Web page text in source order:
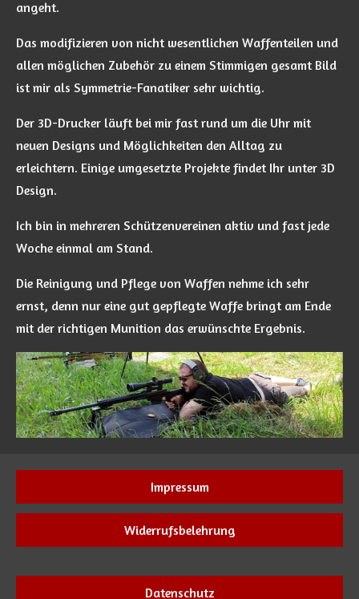
angeht.
Das modifizieren von nicht wesentlichen Waffenteilen und
allen möglichen Zubehör zu einem Stimmigen gesamt Bild
ist mir als Symmetrie-Fanatiker sehr wichtig.
Der 3D-Drucker läuft bei mir fast rund um die Uhr mit
neuen Designs und Möglichkeiten den Alltag zu
erleichtern. Einige umgesetzte Projekte findet Ihr unter 3D
Design.
Ich bin in mehreren Schützenvereinen aktiv und fast jede
Woche einmal am Stand.
Die Reinigung und Pflege von Waffen nehme ich sehr
ernst, denn nur eine gut gepflegte Waffe bringt am Ende
mit der richtigen Munition das erwünschte Ergebnis.
Impressum
Widerrufsbelehrung
Datenschutz